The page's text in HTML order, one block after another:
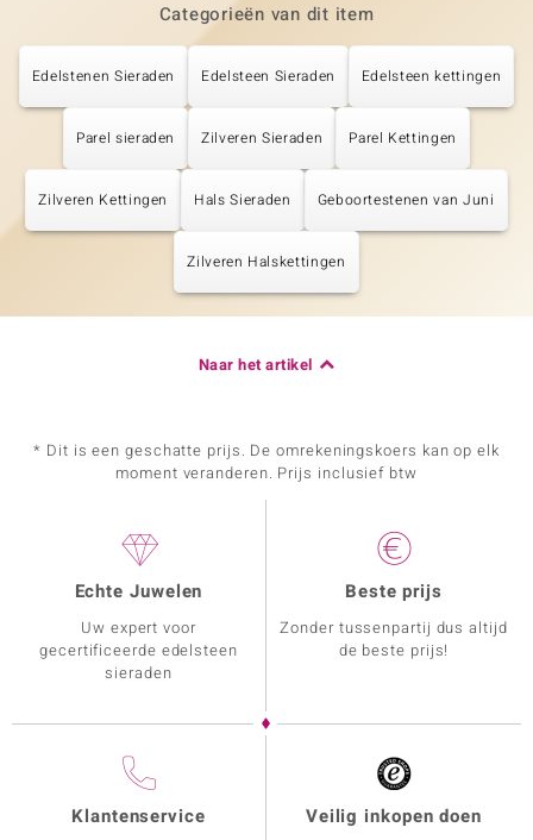
Categorieën van dit item
Edelstenen Sieraden Edelsteen Sieraden Edelsteen kettingen
Parel sieraden Zilveren Sieraden Parel Kettingen
Zilveren Kettingen Hals Sieraden Geboortestenen van Juni
Zilveren Halskettingen
Naar het artikel
* Dit is een geschatte prijs. De omrekeningskoers kan op elk
moment veranderen. Prijs inclusief btw
Echte Juwelen
Uw expert voor
gecertificeerde edelsteen
sieraden
Beste prijs
Zonder tussenpartij dus altijd
de beste prijs!
Klantenservice Veilig inkopen doen